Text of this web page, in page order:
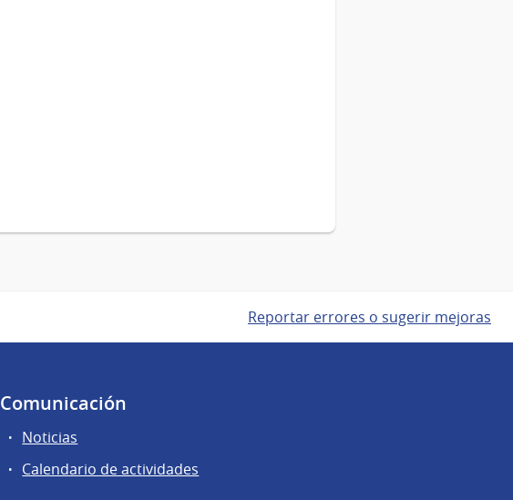
Reportar errores o sugerir mejoras
Comunicación
Noticias
Calendario de actividades